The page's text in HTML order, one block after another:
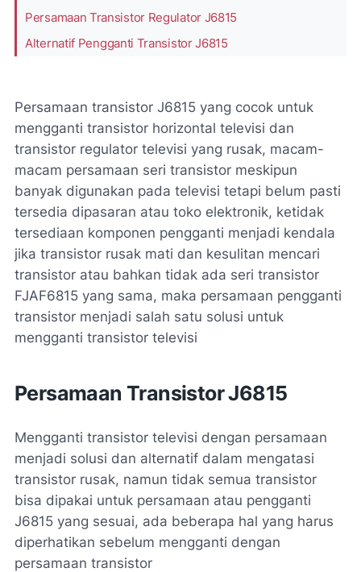
Persamaan Transistor Regulator J6815
Alternatif Pengganti Transistor J6815
Persamaan transistor J6815 yang cocok untuk
mengganti transistor horizontal televisi dan
transistor regulator televisi yang rusak, macam-
macam persamaan seri transistor meskipun
banyak digunakan pada televisi tetapi belum pasti
tersedia dipasaran atau toko elektronik, ketidak
tersediaan komponen pengganti menjadi kendala
jika transistor rusak mati dan kesulitan mencari
transistor atau bahkan tidak ada seri transistor
FJAF6815 yang sama, maka persamaan pengganti
transistor menjadi salah satu solusi untuk
mengganti transistor televisi
Persamaan Transistor J6815
Mengganti transistor televisi dengan persamaan
menjadi solusi dan alternatif dalam mengatasi
transistor rusak, namun tidak semua transistor
bisa dipakai untuk persamaan atau pengganti
J6815 yang sesuai, ada beberapa hal yang harus
diperhatikan sebelum mengganti dengan
persamaan transistor